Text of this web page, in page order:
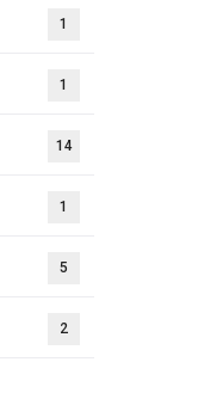
1
1
14
1
5
2